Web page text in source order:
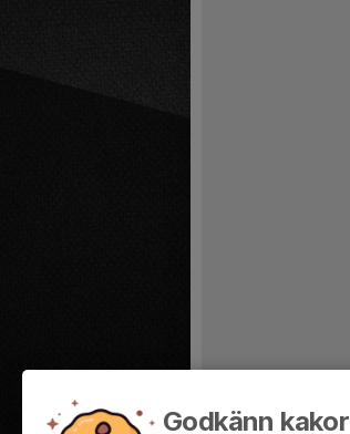
Godkänn kakor